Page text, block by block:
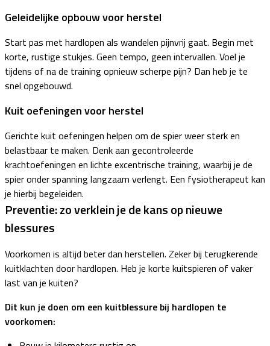
Geleidelijke opbouw voor herstel
Start pas met hardlopen als wandelen pijnvrij gaat. Begin met
korte, rustige stukjes. Geen tempo, geen intervallen. Voel je
tijdens of na de training opnieuw scherpe pijn? Dan heb je te
snel opgebouwd.
Kuit oefeningen voor herstel
Gerichte kuit oefeningen helpen om de spier weer sterk en
belastbaar te maken. Denk aan gecontroleerde
krachtoefeningen en lichte excentrische training, waarbij je de
spier onder spanning langzaam verlengt. Een fysiotherapeut kan
je hierbij begeleiden.
Preventie: zo verklein je de kans op nieuwe
blessures
Voorkomen is altijd beter dan herstellen. Zeker bij terugkerende
kuitklachten door hardlopen. Heb je korte kuitspieren of vaker
last van je kuiten?
Dit kun je doen om een kuitblessure bij hardlopen te
voorkomen: